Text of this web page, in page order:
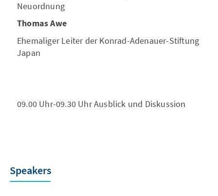
Neuordnung
Thomas Awe
Ehemaliger Leiter der Konrad-Adenauer-Stiftung
Japan
09.00 Uhr-09.30 Uhr Ausblick und Diskussion
Speakers